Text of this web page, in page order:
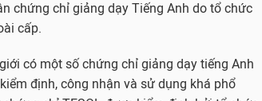
chứng chỉ giảng dạy Tiếng Anh do tổ chức
cấp.
có một số chứng chỉ giảng dạy tiếng Anh
định, công nhận và sử dụng khá phổ